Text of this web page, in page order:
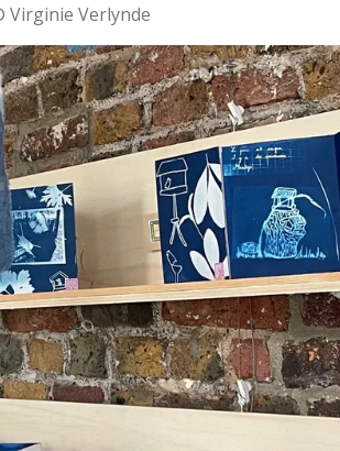
Virginie Verlynde